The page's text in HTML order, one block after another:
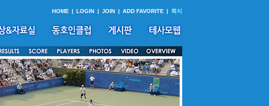
HOME | LOGIN | JOIN | ADD FAVORITE | 쪽지